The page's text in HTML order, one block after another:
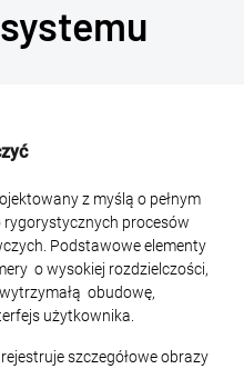
z myślą o pełnym
rygorystycznych procesów
Podstawowe elementy
o wysokiej rozdzielczości,
obudowę,
użytkownika.
szczegółowe obrazy